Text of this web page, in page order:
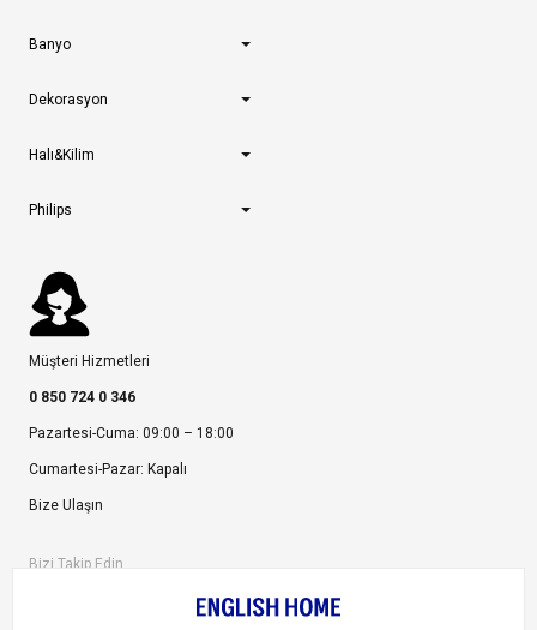
Banyo
Dekorasyon
Halı&Kilim
Philips
Müşteri Hizmetleri
0 850 724 0 346
Pazartesi-Cuma: 09:00 – 18:00
Cumartesi-Pazar: Kapalı
Bize Ulaşın
Bizi Takip Edin